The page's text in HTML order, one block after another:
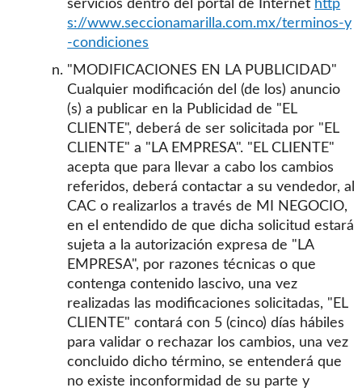
servicios dentro del portal de Internet http
s://www.seccionamarilla.com.mx/terminos-y
-condiciones
"MODIFICACIONES EN LA PUBLICIDAD"
Cualquier modificación del (de los) anuncio
(s) a publicar en la Publicidad de "EL
CLIENTE", deberá de ser solicitada por "EL
CLIENTE" a "LA EMPRESA". "EL CLIENTE"
acepta que para llevar a cabo los cambios
referidos, deberá contactar a su vendedor, al
CAC o realizarlos a través de MI NEGOCIO,
en el entendido de que dicha solicitud estará
sujeta a la autorización expresa de "LA
EMPRESA", por razones técnicas o que
contenga contenido lascivo, una vez
realizadas las modificaciones solicitadas, "EL
CLIENTE" contará con 5 (cinco) días hábiles
para validar o rechazar los cambios, una vez
concluido dicho término, se entenderá que
no existe inconformidad de su parte y